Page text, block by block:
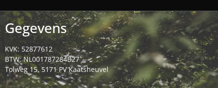
Gegevens
KVK: 52877612
BTW: NL001787284B27
Tolweg 15, 5171 PV Kaatsheuvel